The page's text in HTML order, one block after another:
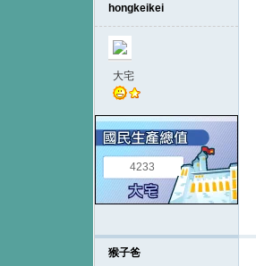
hongkeikei
大宅
4233
猴子爸